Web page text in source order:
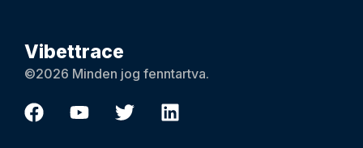
Vibettrace
©2026 Minden jog fenntartva.